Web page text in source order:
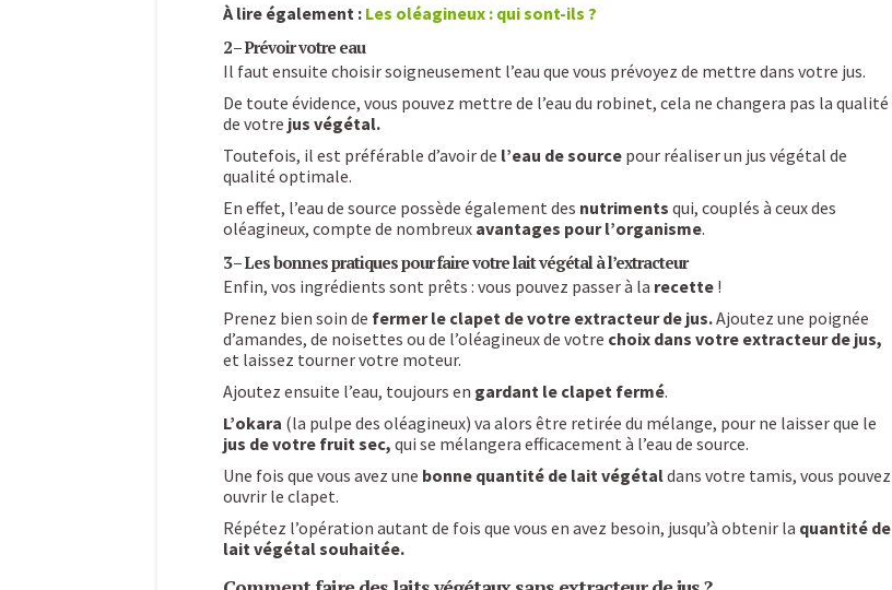
À lire également : Les oléagineux : qui sont-ils ?
2 – Prévoir votre eau
Il faut ensuite choisir soigneusement l’eau que vous prévoyez de mettre dans votre jus.
De toute évidence, vous pouvez mettre de l’eau du robinet, cela ne changera pas la qualité
de votre jus végétal.
Toutefois, il est préférable d’avoir de l’eau de source pour réaliser un jus végétal de
qualité optimale.
En effet, l’eau de source possède également des nutriments qui, couplés à ceux des
oléagineux, compte de nombreux avantages pour l’organisme.
3 – Les bonnes pratiques pour faire votre lait végétal à l’extracteur
Enfin, vos ingrédients sont prêts : vous pouvez passer à la recette !
Prenez bien soin de fermer le clapet de votre extracteur de jus.Ajoutez une poignée
d’amandes, de noisettes ou de l’oléagineux de votre choix dans votre extracteur de jus,
et laissez tourner votre moteur.
Ajoutez ensuite l’eau, toujours en gardant le clapet fermé.
L’okara (la pulpe des oléagineux) va alors être retirée du mélange, pour ne laisser que le
jus de votre fruit sec, qui se mélangera efficacement à l’eau de source.
Une fois que vous avez une bonne quantité de lait végétaldans votre tamis, vous pouvez
ouvrir le clapet.
Répétez l’opération autant de fois que vous en avez besoin, jusqu’à obtenir la quantité de
lait végétal souhaitée.